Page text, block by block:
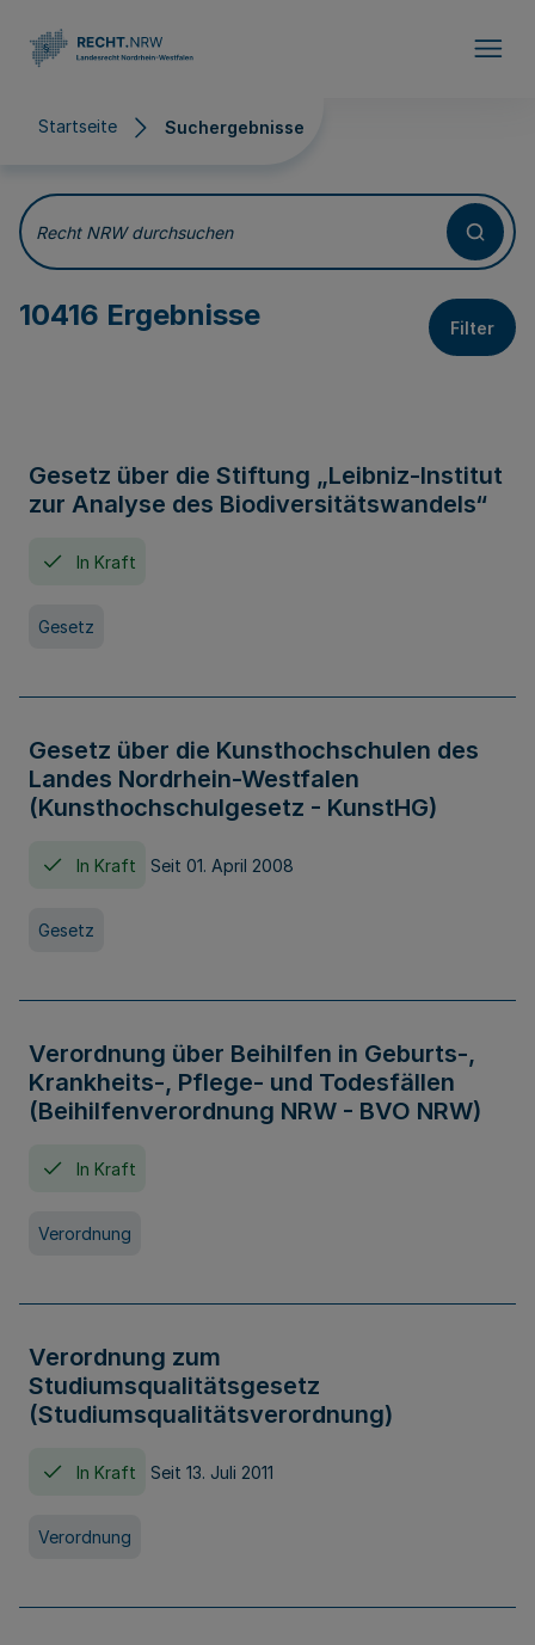
Startseite Suchergebnisse
Suchergebnisse
Recht NRW durchsuchen
10416 Ergebnisse Filter
Gesetz über die Stiftung „Leibniz-Institut
zur Analyse des Biodiversitätswandels“
In Kraft
Gesetz
Gesetz über die Kunsthochschulen des
Landes Nordrhein-Westfalen
(Kunsthochschulgesetz - KunstHG)
In Kraft Seit 01. April 2008
Gesetz
Verordnung über Beihilfen in Geburts-,
Krankheits-, Pflege- und Todesfällen
(Beihilfenverordnung NRW - BVO NRW)
In Kraft
Verordnung
Verordnung zum
Studiumsqualitätsgesetz
(Studiumsqualitätsverordnung)
In Kraft Seit 13. Juli 2011
Verordnung